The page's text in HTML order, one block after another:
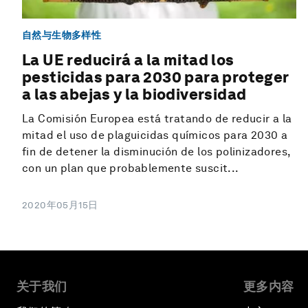
自然与生物多样性
La UE reducirá a la mitad los
pesticidas para 2030 para proteger
a las abejas y la biodiversidad
La Comisión Europea está tratando de reducir a la
mitad el uso de plaguicidas químicos para 2030 a
fin de detener la disminución de los polinizadores,
con un plan que probablemente suscit...
2020年05月15日
关于我们 更多内容